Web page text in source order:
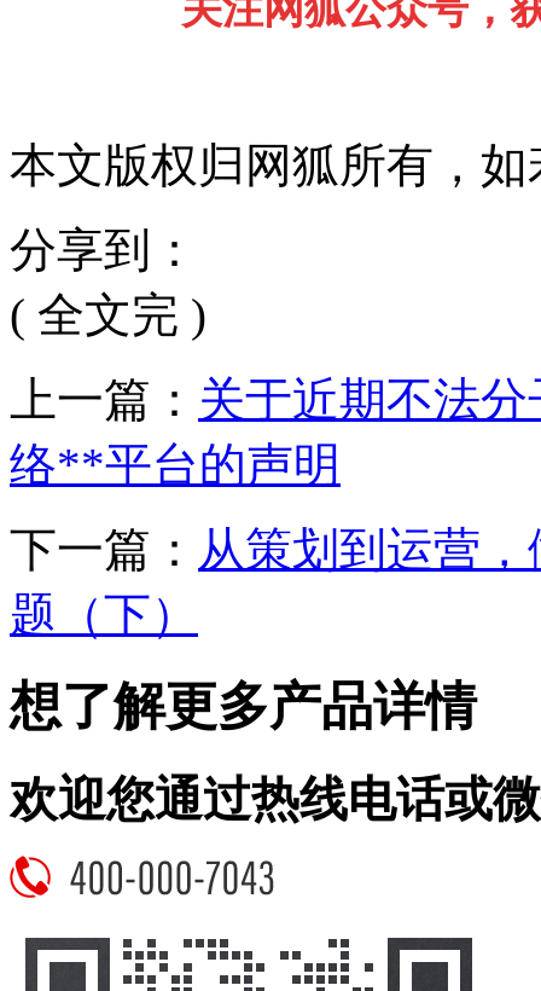
关注网狐公众号，
本文版权归网狐所有，
分享到：
( 全文完 )
上一篇： 关于近期不法
络**平台的声明
下一篇： 从策划到运营
题（下）
想了解更多产品详情
欢迎您通过热线电话或